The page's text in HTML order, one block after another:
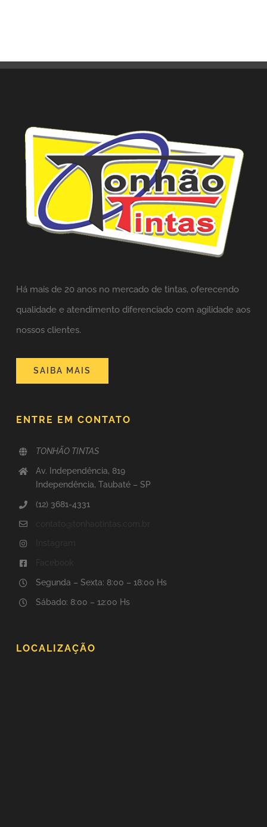
Há mais de 20 anos no mercado de tintas, oferecendo
qualidade e atendimento diferenciado com agilidade aos
nossos clientes.
SAIBA MAIS
ENTRE EM CONTATO
TONHÃO TINTAS
Av. Independência, 819
Independência, Taubaté – SP
(12) 3681-4331
Segunda – Sexta: 8:00 – 18:00 Hs
Sábado: 8:00 – 12:00 Hs
LOCALIZAÇÃO